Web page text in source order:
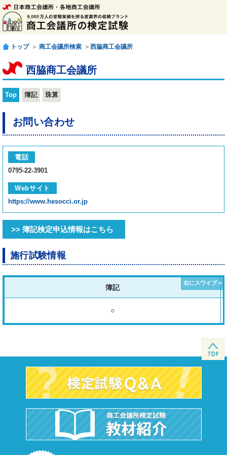
トップ ＞ 商工会議所検索 ＞ 西脇商工会議所
西脇商工会議所
Top 簿記 珠算
お問い合わせ
電話
0795-22-3901
Webサイト
https://www.hesocci.or.jp
>> 簿記検定申込情報はこちら
施行試験情報
簿記
○